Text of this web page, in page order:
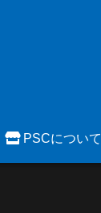
PSCについて